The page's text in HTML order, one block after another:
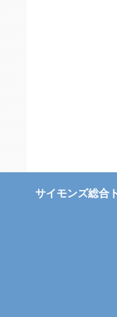
サイモンズ総合